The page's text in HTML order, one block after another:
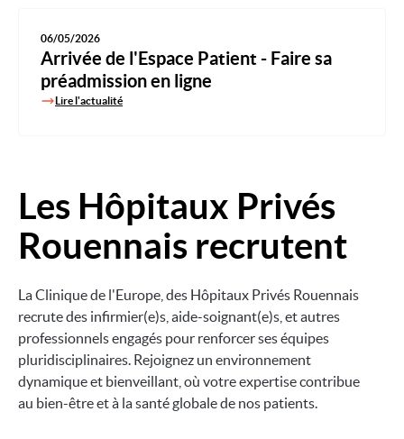
06/05/2026
Arrivée de l'Espace Patient - Faire sa
préadmission en ligne
Lire l'actualité
Image
Les Hôpitaux Privés
Rouennais recrutent
La Clinique de l'Europe, des Hôpitaux Privés Rouennais
recrute des infirmier(e)s, aide-soignant(e)s, et autres
professionnels engagés pour renforcer ses équipes
pluridisciplinaires. Rejoignez un environnement
dynamique et bienveillant, où votre expertise contribue
au bien-être et à la santé globale de nos patients.